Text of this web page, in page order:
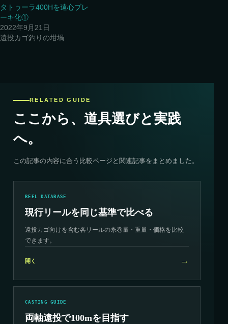
タトゥーラ400Hを遠心ブレ
ーキ化①
2022年9月21日
遠投カゴ釣りの坩堝
RELATED GUIDE
ここから、道具選びと実践
へ。
この記事の内容に合う比較ページと関連記事をまとめました。
REEL DATABASE
現行リールを同じ基準で比べる
遠投カゴ向けを含む各リールの糸巻量・重量・価格を比較
できます。
開く →
CASTING GUIDE
両軸遠投で100mを目指す